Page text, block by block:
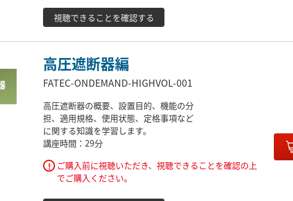
視聴できることを確認する
高圧遮断器編
FATEC-ONDEMAND-HIGHVOL-001
高圧遮断器の概要、設置目的、機能の分
担、適用規格、使用状態、定格事項など
に関する知識を学習します。
講座時間：29分
!
ご購入前に視聴いただき、視聴できることを確認の上
でご購入ください。